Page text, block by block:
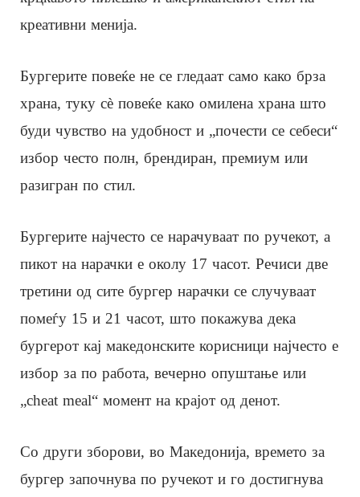
креативни менија.
Бургерите повеќе не се гледаат само како брза
храна, туку сè повеќе како омилена храна што
буди чувство на удобност и „почести се себеси“
избор често полн, брендиран, премиум или
разигран по стил.
Бургерите најчесто се нарачуваат по ручекот, а
пикот на нарачки е околу 17 часот. Речиси две
третини од сите бургер нарачки се случуваат
помеѓу 15 и 21 часот, што покажува дека
бургерот кај македонските корисници најчесто е
избор за по работа, вечерно опуштање или
„cheat meal“ момент на крајот од денот.
Со други зборови, во Македонија, времето за
бургер започнува по ручекот и го достигнува